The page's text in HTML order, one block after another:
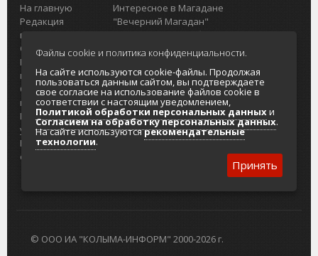
На главную
Редакция
портала
О проекте
Реклама на
портале
Отзывы и
предложения
Интернет-
услуги
Разработка
сайтов
Интересное в Магадане
"Вечерний Магадан"
Городская доска объявлений
Главный туристический портал
Колымы
Политика в отношении обработки
персональных данных
Согласие на обработку персональных
данных
© ООО ИА "КОЛЫМА-ИНФОРМ" 2000-2026 г.
Файлы cookie и политика конфиденциальности.
На сайте используются cookie-файлы. Продолжая
пользоваться данным сайтом, вы подтверждаете
свое согласие на использование файлов cookie в
соответствии с настоящим уведомлением,
Политикой обработки персональных данныхи
Согласием на обработку персональных данных.
На сайте используютсярекомендательные
технологии.
Принять